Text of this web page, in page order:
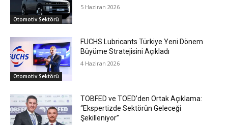
Otomotiv Sektörü
5 Haziran 2026
Otomotiv Sektörü
FUCHS Lubricants Türkiye Yeni Dönem
Büyüme Stratejisini Açıkladı
4 Haziran 2026
TOBFED ve TOED’den Ortak Açıklama:
“Ekspertizde Sektörün Geleceği
Şekilleniyor”